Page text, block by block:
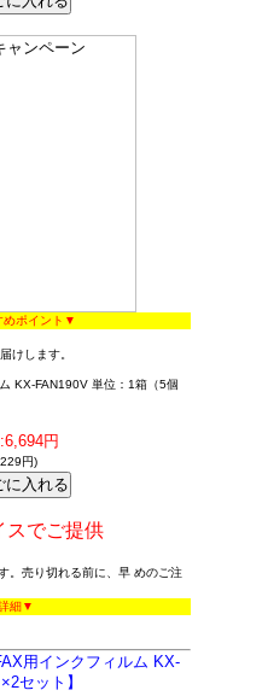
めポイント▼
けします。
KX-FAN190V 単位：1箱（5個
円
円)
スでご提供
。売り切れる前に、早 めのご注
細▼
用インクフィルム KX-
セット】